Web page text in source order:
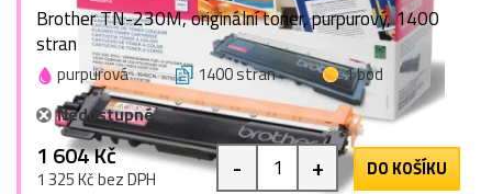
Brother TN-230M, originální toner, purpurový, 1400
stran
purpurová 1400 stran
1 bod
Nedostupné
1 604 Kč
1 325 Kč bez DPH - + DO KOŠÍKU